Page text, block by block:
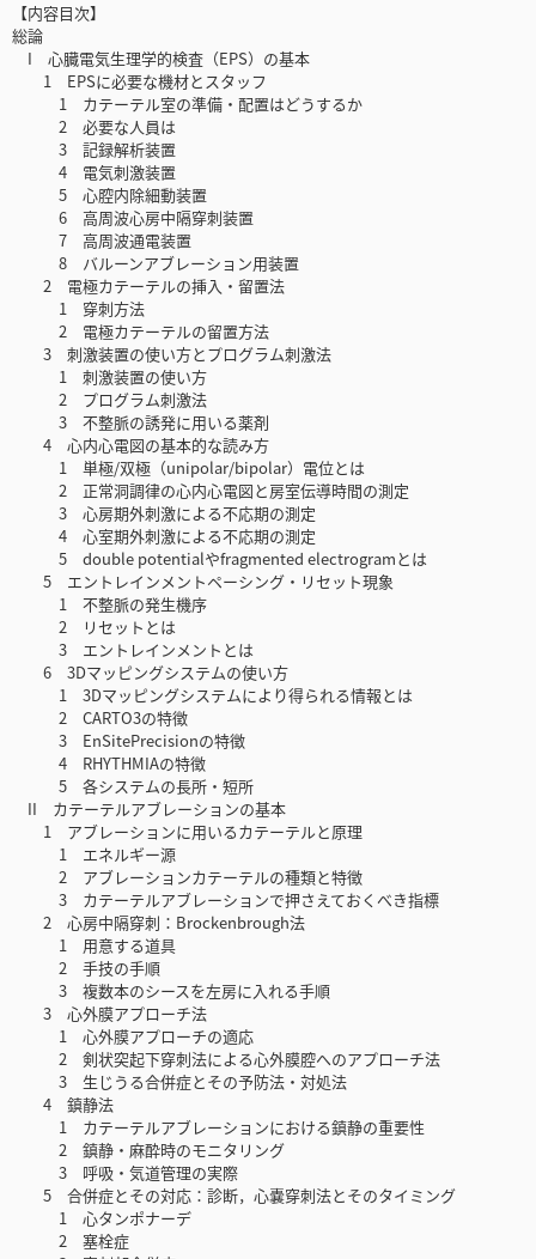
【内容目次】
総論
I 心臓電気生理学的検査（EPS）の基本
1 EPSに必要な機材とスタッフ
1 カテーテル室の準備・配置はどうするか
2 必要な人員は
3 記録解析装置
4 電気刺激装置
5 心腔内除細動装置
6 高周波心房中隔穿刺装置
7 高周波通電装置
8 バルーンアブレーション用装置
2 電極カテーテルの挿入・留置法
1 穿刺方法
2 電極カテーテルの留置方法
3 刺激装置の使い方とプログラム刺激法
1 刺激装置の使い方
2 プログラム刺激法
3 不整脈の誘発に用いる薬剤
4 心内心電図の基本的な読み方
1 単極/双極（unipolar/bipolar）電位とは
2 正常洞調律の心内心電図と房室伝導時間の測定
3 心房期外刺激による不応期の測定
4 心室期外刺激による不応期の測定
5 double potentialやfragmented electrogramとは
5 エントレインメントペーシング・リセット現象
1 不整脈の発生機序
2 リセットとは
3 エントレインメントとは
6 3Dマッピングシステムの使い方
1 3Dマッピングシステムにより得られる情報とは
2 CARTO3の特徴
3 EnSitePrecisionの特徴
4 RHYTHMIAの特徴
5 各システムの長所・短所
II カテーテルアブレーションの基本
1 アブレーションに用いるカテーテルと原理
1 エネルギー源
2 アブレーションカテーテルの種類と特徴
3 カテーテルアブレーションで押さえておくべき指標
2 心房中隔穿刺：Brockenbrough法
1 用意する道具
2 手技の手順
3 複数本のシースを左房に入れる手順
3 心外膜アプローチ法
1 心外膜アプローチの適応
2 剣状突起下穿刺法による心外膜腔へのアプローチ法
3 生じうる合併症とその予防法・対処法
4 鎮静法
1 カテーテルアブレーションにおける鎮静の重要性
2 鎮静・麻酔時のモニタリング
3 呼吸・気道管理の実際
5 合併症とその対応：診断，心嚢穿刺法とそのタイミング
1 心タンポナーデ
2 塞栓症